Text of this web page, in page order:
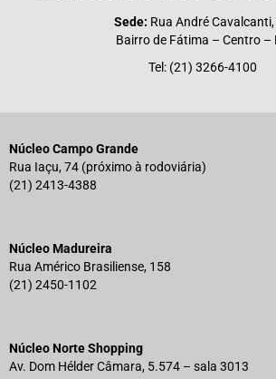
Sede: Rua André Cavalcanti,
Bairro de Fátima – Centro –
Tel: (21) 3266-4100
Núcleo Campo Grande
Rua Iaçu, 74 (próximo à rodoviária)
(21) 2413-4388
Núcleo Madureira
Rua Américo Brasiliense, 158
(21) 2450-1102
Núcleo Norte Shopping
Av. Dom Hélder Câmara, 5.574 – sala 3013